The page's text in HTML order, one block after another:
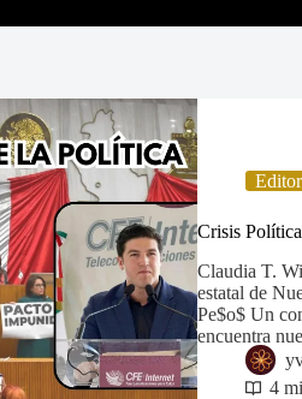
Crisis
Claudia T.
estatal de
Pe$o$ Un
encuentra
4